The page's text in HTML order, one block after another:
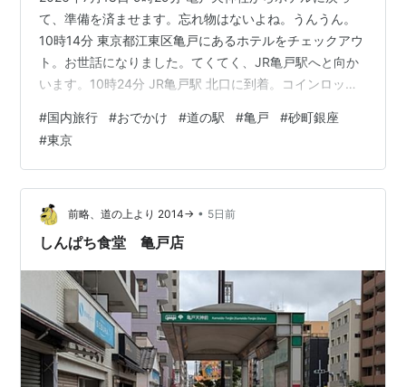
て、準備を済ませます。忘れ物はないよね。うんうん。
10時14分 東京都江東区亀戸にあるホテルをチェックアウ
ト。お世話になりました。てくてく、JR亀戸駅へと向か
います。10時24分 JR亀戸駅 北口に到着。コインロッカ
りばへ ここかな？2番のりばに並びます。10時39分 キタ
キタ～ あれ？2台続けてきたよ。ツーランスクイズか？
いやいや、「人生は送りバントです」あはははぁ。これ
は、富山県民しかわからないかもね。後方のバスだね。
亀23系統の都営バスに乗ります。明治通りをBoom！小
名木川を渡…
#国内旅行 #おでかけ #道の駅 #亀戸 #砂町銀座
#東京
前略、道の上より 2014→ • 5日前
しんぱち食堂 亀戸店